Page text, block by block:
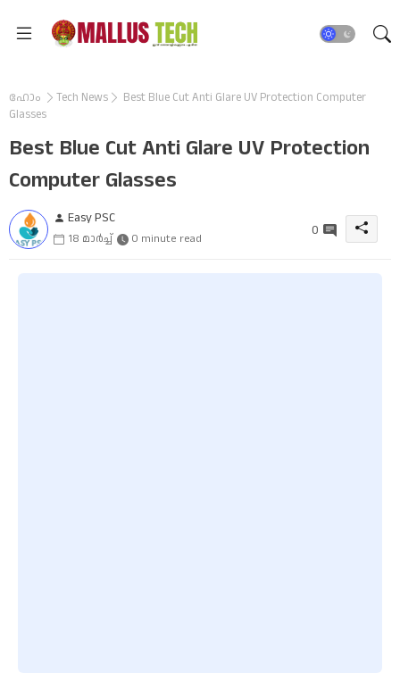
ഹോം Tech News
Best Blue Cut Anti Glare UV Protection Computer
Glasses
Best Blue Cut Anti Glare UV Protection
Computer Glasses
Easy PSC
18 മാർച്ച് 0 minute read 0